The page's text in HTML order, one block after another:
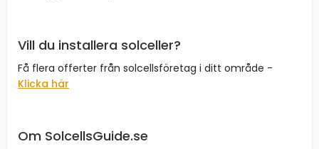
Vill du installera solceller?
Få flera offerter från solcellsföretag i ditt område -
Klicka här
Om SolcellsGuide.se